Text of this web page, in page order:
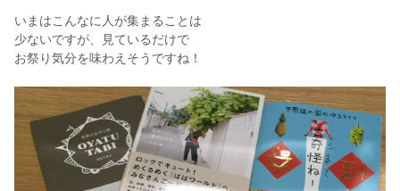
いまはこんなに人が集まることは
少ないですが、見ているだけで
お祭り気分を味わえそうですね！